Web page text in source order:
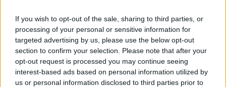
If you wish to opt-out of the sale, sharing to third parties, or
processing of your personal or sensitive information for
targeted advertising by us, please use the below opt-out
section to confirm your selection. Please note that after your
opt-out request is processed you may continue seeing
interest-based ads based on personal information utilized by
us or personal information disclosed to third parties prior to
αιμοδοσία
17:34
Κοντογεώργης: «Η φετινή ΔΕΘ είναι προεκλογική, αλλά
δεν είναι παροχολογική»
17:33